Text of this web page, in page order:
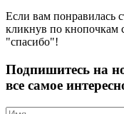
Если вам понравилась
кликнув по кнопочкам
"спасибо"!
Подпишитесь на
все самое